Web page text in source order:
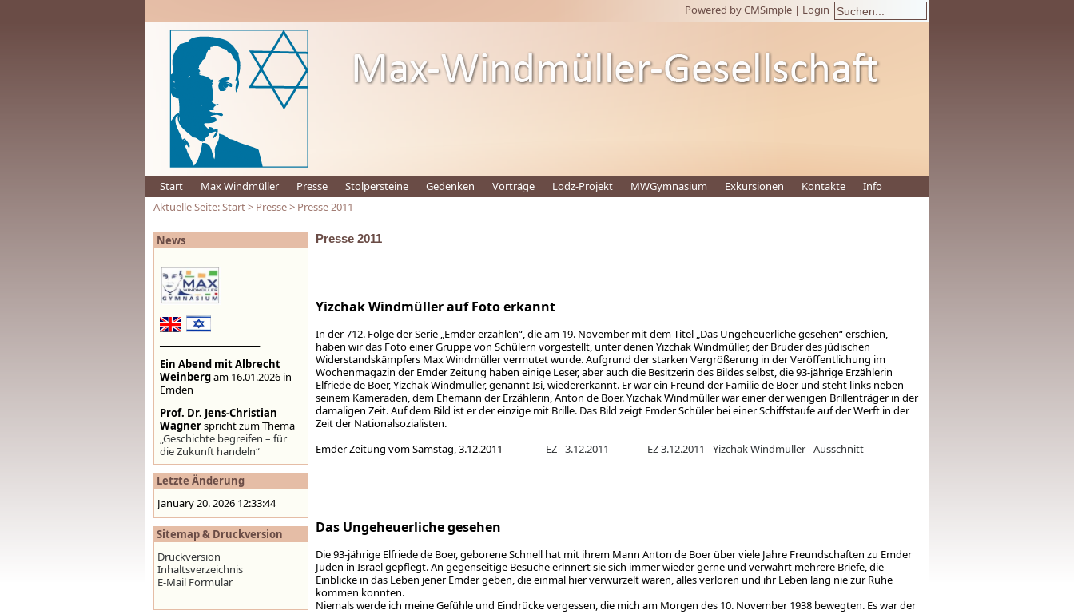
Powered by CMSimple | Login
News
Ein Abend mit Albrecht
Weinbergam 16.01.2026 in
Emden
Prof. Dr. Jens-Christian
Wagnerspricht zum Thema
„Geschichte begreifen – für
die Zukunft handeln“
Stolpersteine auf der
Homepage der Stadt
Emden ,www.emden.de
Letzte Änderung
January 20. 2026 12:33:44
Sitemap & Druckversion
Druckversion
Inhaltsverzeichnis
E-Mail Formular
Start Max Windmüller Presse Stolpersteine Gedenken Vorträge Lodz-Projekt MWGymnasium Exkursionen Kontakte
Info
Aktuelle Seite:Start> Presse> Presse 2011
Presse 2011
Yizchak Windmüller auf Foto erkannt
In der 712. Folge der Serie „Emder erzählen“, die am 19. November mit dem Titel „Das Ungeheuerliche gesehen“ erschien,
haben wir das Foto einer Gruppe von Schülern vorgestellt, unter denen Yizchak Windmüller, der Bruder des jüdischen
Widerstandskämpfers Max Windmüller vermutet wurde. Aufgrund der starken Vergrößerung in der Veröffentlichung im
Wochenmagazin der Emder Zeitung haben einige Leser, aber auch die Besitzerin des Bildes selbst, die 93-jährige Erzählerin
Elfriede de Boer, Yizchak Windmüller, genannt Isi, wiedererkannt. Er war ein Freund der Familie de Boer und steht links neben
seinem Kameraden, dem Ehemann der Erzählerin, Anton de Boer. Yizchak Windmüller war einer der wenigen Brillenträger in der
damaligen Zeit. Auf dem Bild ist er der einzige mit Brille. Das Bild zeigt Emder Schüler bei einer Schiffstaufe auf der Werft in der
Zeit der Nationalsozialisten.
Emder Zeitung vom Samstag, 3.12.2011
EZ - 3.12.2011 EZ 3.12.2011 - Yizchak Windmüller - Ausschnitt
Das Ungeheuerliche gesehen
Die 93-jährige Elfriede de Boer, geborene Schnell hat mit ihrem Mann Anton de Boer über viele Jahre Freundschaften zu Emder
Juden in Israel gepflegt. An gegenseitige Besuche erinnert sie sich immer wieder gerne und verwahrt mehrere Briefe, die
Einblicke in das Leben jener Emder geben, die einmal hier verwurzelt waren, alles verloren und ihr Leben lang nie zur Ruhe
kommen konnten.
Niemals werde ich meine Gefühle und Eindrücke vergessen, die mich am Morgen des 10. November 1938 bewegten. Es war der